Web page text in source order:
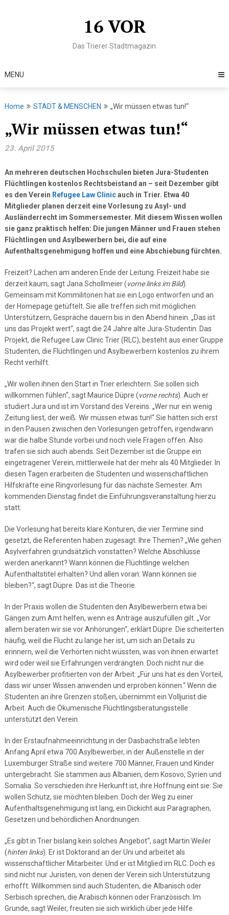
16 VOR
Das Trierer Stadtmagazin
MENU
Home STADT & MENSCHEN „Wir müssen etwas tun!“
„Wir müssen etwas tun!“
23. April 2015
An mehreren deutschen Hochschulen bieten Jura-Studenten
Flüchtlingen kostenlos Rechtsbeistand an – seit Dezember gibt
es den Verein Refugee Law Clinicauch in Trier. Etwa 40
Mitglieder planen derzeit eine Vorlesung zu Asyl- und
Ausländerrecht im Sommersemester. Mit diesem Wissen wollen
sie ganz praktisch helfen: Die jungen Männer und Frauen stehen
Flüchtlingen und Asylbewerbern bei, die auf eine
Aufenthaltsgenehmigung hoffen und eine Abschiebung fürchten.
Freizeit? Lachen am anderen Ende der Leitung. Freizeit habe sie
derzeit kaum, sagt Jana Schollmeier (vorne links im Bild).
Gemeinsam mit Kommilitonen hat sie ein Logo entworfen und an
der Homepage getüftelt. Sie alle treffen sich mit möglichen
Unterstützern, Gespräche dauern bis in den Abend hinein. „Das ist
uns das Projekt wert“, sagt die 24 Jahre alte Jura-Studentin. Das
Projekt, die Refugee Law Clinic Trier (RLC), besteht aus einer Gruppe
Studenten, die Flüchtlingen und Asylbewerbern kostenlos zu ihrem
Recht verhilft.
„Wir wollen ihnen den Start in Trier erleichtern. Sie sollen sich
willkommen fühlen“, sagt Maurice Düpre (vorne rechts). Auch er
studiert Jura und ist im Vorstand des Vereins. „Wer nur ein wenig
Zeitung liest, der weiß: Wir müssen etwas tun!“ Sie hätten sich erst
in den Pausen zwischen den Vorlesungen getroffen, irgendwann
war die halbe Stunde vorbei und noch viele Fragen offen. Also
trafen sie sich auch abends. Seit Dezember ist die Gruppe ein
eingetragener Verein, mittlerweile hat der mehr als 40 Mitglieder. In
diesen Tagen erarbeiten die Studenten und wissenschaftlichen
Hilfskräfte eine Ringvorlesung für das nächste Semester. Am
kommenden Dienstag findet die Einführungsveranstaltung hierzu
statt.
Die Vorlesung hat bereits klare Konturen, die vier Termine sind
gesetzt, die Referenten haben zugesagt. Ihre Themen? „Wie gehen
Asylverfahren grundsätzlich vonstatten? Welche Abschlüsse
werden anerkannt? Wann können die Flüchtlinge welchen
Aufenthaltstitel erhalten? Und allen voran: Wann können sie
bleiben?“, sagt Düpre. Das ist die Theorie.
In der Praxis wollen die Studenten den Asylbewerbern etwa bei
Gängen zum Amt helfen, wenn es Anträge auszufüllen gilt. „Vor
allem beraten wir sie vor Anhörungen“, erklärt Düpre. Die scheiterten
häufig, weil die Flucht zu lange her ist, um sich an Details zu
erinnern, weil die Verhörten nicht wüssten, was von ihnen erwartet
wird oder weil sie Erfahrungen verdrängten. Doch nicht nur die
Asylbewerber profitierten von der Arbeit: „Für uns hat es den Vorteil,
dass wir unser Wissen anwenden und erproben können.“ Wenn die
Studenten an ihre Grenzen stoßen, übernimmt ein Volljurist die
Arbeit. Auch die Ökumenische Flüchtlingsberatungsstelle
unterstützt den Verein.
In der Erstaufnahmeeinrichtung in der Dasbachstraße lebten
Anfang April etwa 700 Asylbewerber, in der Außenstelle in der
Luxemburger Straße sind weitere 700 Männer, Frauen und Kinder
untergebracht. Sie stammen aus Albanien, dem Kosovo, Syrien und
Somalia. So verschieden ihre Herkunft ist, ihre Hoffnung eint sie: Sie
wollen Schutz, sie möchten bleiben. Doch der Weg zu einer
Aufenthaltsgenehmigung ist lang, ein Dickicht aus Paragraphen,
Gesetzen und behördlichen Anordnungen.
„Es gibt in Trier bislang kein solches Angebot“, sagt Martin Weiler
(hinten links). Er ist Doktorand an der Uni und arbeitet als
wissenschaftlicher Mitarbeiter. Und er ist Mitglied im RLC. Doch es
sind nicht nur Juristen, von denen der Verein sich Unterstützung
erhofft. Willkommen sind auch Studenten, die Albanisch oder
Serbisch sprechen, die Arabisch können oder Französisch. Im
Grunde, sagt Weiler, freuten sie sich wirklich über jede Hilfe.